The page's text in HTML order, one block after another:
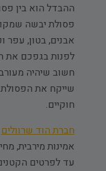
ההבדל הוא בין
פסולת יבשה
אבנים, בטון, עפר
לפנות בגפכם את
חשוב שיהיה
שייקח את הפסולת
חוקיים.
חברת הוד שרוולים
אמינות מירבית,
עד לפרטים הקטנים